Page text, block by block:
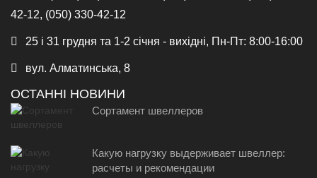
42-12, (050) 330-42-12
25 і 31 грудня та 1-2 січня - вихідні, Пн-Пт: 8:00-16:00
вул. Алматинська, 8
ОСТАННІ НОВИНИ
Сортамент швеллеров
Какую нагрузку выдерживает швеллер:
расчеты и рекомендации